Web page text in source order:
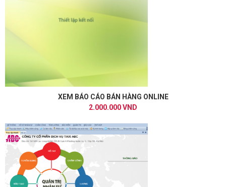
XEM BÁO CÁO BÁN HÀNG ONLINE
2.000.000 VND